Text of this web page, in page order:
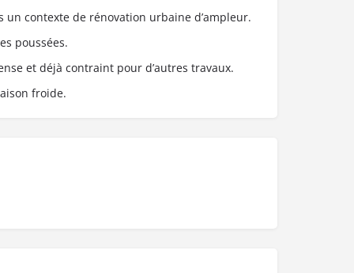
contexte de rénovation urbaine d’ampleur.
poussées.
et déjà contraint pour d’autres travaux.
froide.